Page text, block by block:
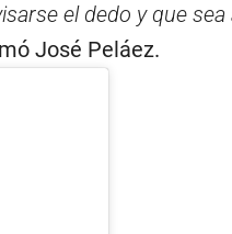
el dedo y que sea
José Peláez.